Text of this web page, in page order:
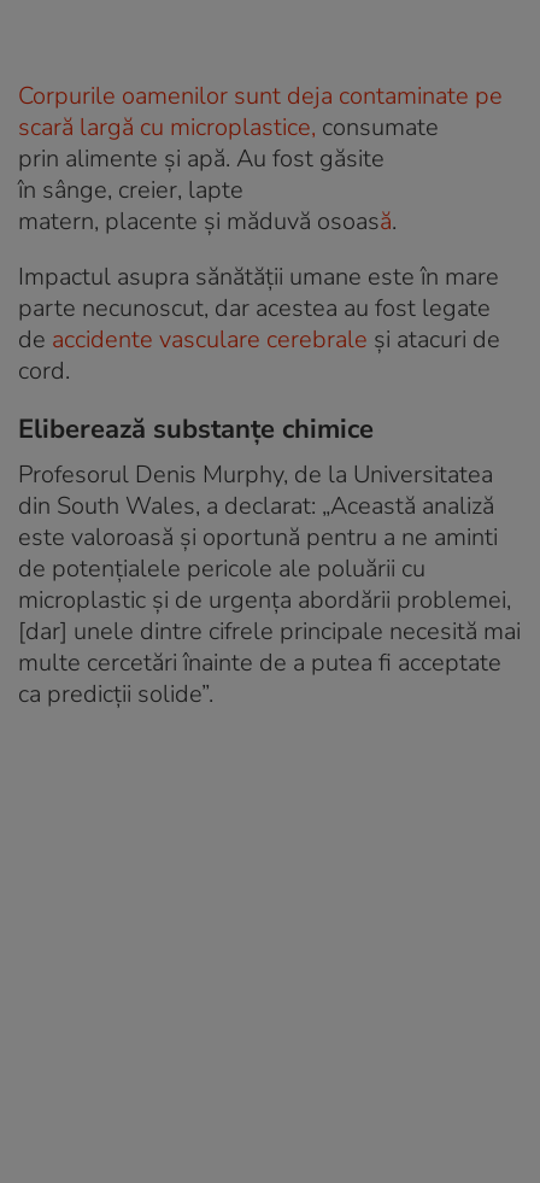
Corpurile oamenilor sunt deja contaminate pe
scară largă cu microplastice, consumate
prin alimente și apă. Au fost găsite
în sânge, creier, lapte
matern, placente și măduvă osoasă.
Impactul asupra sănătății umane este în mare
parte necunoscut, dar acestea au fost legate
de accidente vasculare cerebrale și atacuri de
cord.
Eliberează substanțe chimice
Profesorul Denis Murphy, de la Universitatea
din South Wales, a declarat: „Această analiză
este valoroasă și oportună pentru a ne aminti
de potențialele pericole ale poluării cu
microplastic și de urgența abordării problemei,
[dar] unele dintre cifrele principale necesită mai
multe cercetări înainte de a putea fi acceptate
ca predicții solide”.